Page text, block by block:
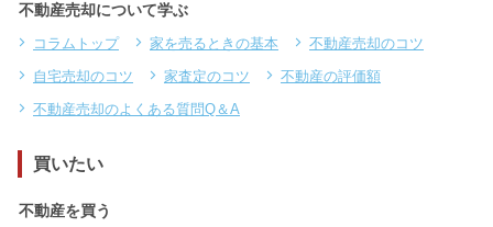
不動産売却について学ぶ
コラムトップ 家を売るときの基本
不動産売却のコツ
自宅売却のコツ
家査定のコツ
不動産の評価額
不動産売却のよくある質問Q＆A
買いたい
不動産を買う